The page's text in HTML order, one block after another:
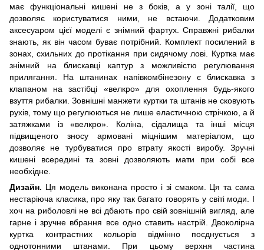
має функціональні кишені не з боків, а у зоні талії, що
дозволяє користуватися ними, не встаючи. Додатковим
аксесуаром цієї моделі є знімний фартух. Справжні рибалки
знають, як він часом буває потрібний. Комплект посилений в
зонах, схильних до протікання при сидячому лові. Куртка має
знімний на блискавці каптур з можливістю регулювання
прилягання. На штанинах напівкомбінезону є блискавка з
клапаном на застібці «велкро» для охоплення будь-якого
взуття рибалки. Зовнішні манжети куртки та штанів не сковують
рухів, тому що регулюються не лише еластичною стрічкою, а й
затяжками із «велкро». Коліна, сідалища та інші місця
підвищеного зносу армовані міцнішим матеріалом, що
дозволяє не турбуватися про втрату якості виробу. Зручні
кишені всередині та зовні дозволяють мати при собі все
необхідне.
Дизайн. Ця модель виконана просто і зі смаком. Ця та сама
нестаріюча класика, про яку так багато говорять у світі моди. І
хоч на риболовлі не всі дбають про свій зовнішній вигляд, але
гарне і зручне вбрання все одно ставить настрій. Двоколірна
куртка контрастних кольорів відмінно поєднується з
однотонними штанами. При цьому верхня частина